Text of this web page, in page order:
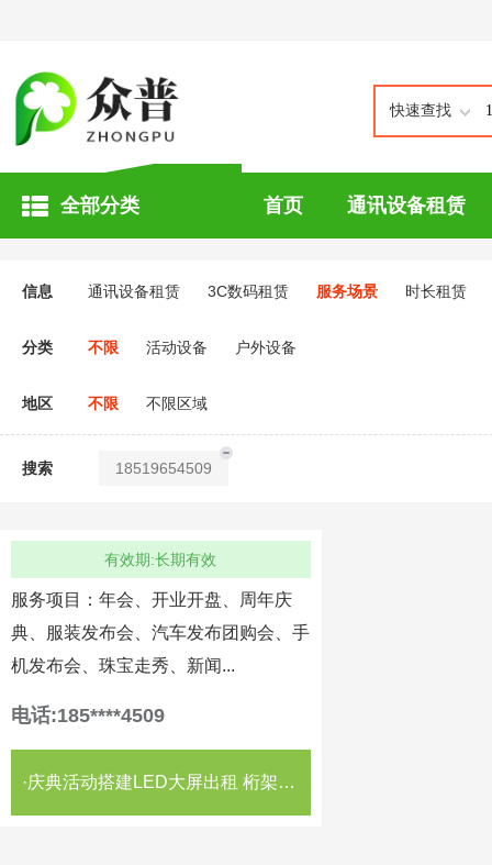
快速查找
全部分类 首页 通讯设备租赁
信息 通讯设备租赁 3C数码租赁 服务场景 时长租赁
分类 不限 活动设备 户外设备
地区 不限 不限区域
搜索 18519654509
有效期:长期有效
服务项目：年会、开业开盘、周年庆
典、服装发布会、汽车发布团购会、手
机发布会、珠宝走秀、新闻...
电话:185****4509
·庆典活动搭建LED大屏出租 桁架背景板搭建 舞台搭建 灯光音响启动道具